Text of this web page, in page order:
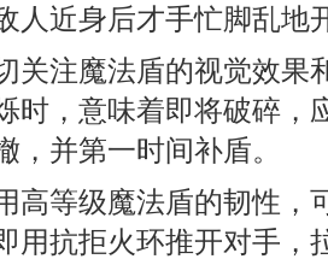
人近身后才手忙脚乱地
关注魔法盾的视觉效果
时，意味着即将破碎，
，并第一时间补盾。
高等级魔法盾的韧性，
用抗拒火环推开对手，